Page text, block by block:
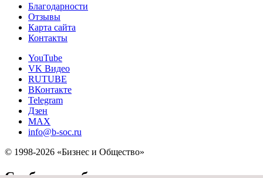
Благодарности
Отзывы
Карта сайта
Контакты
YouTube
VK Видео
RUTUBE
ВКонтакте
Telegram
Дзен
MAX
info@b-soc.ru
© 1998-2026 «Бизнес и Общество»